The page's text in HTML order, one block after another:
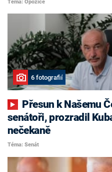
Téma: Opozice
6 fotografií
senátoři, prozradil
nečekaně
Téma: Senát